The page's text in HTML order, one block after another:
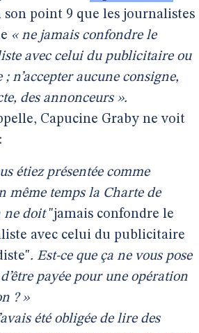
son point 9 que les journalistes
« ne jamais confondre le
avec celui du publicitaire ou
n’accepter aucune consigne,
des annonceurs ».
Capucine Graby ne voit
étiez présentée comme
même temps la Charte de
ne doit "jamais confondre le
avec celui du publicitaire
. Est-ce que ça ne vous pose
payée pour une opération
? »
été obligée de lire des